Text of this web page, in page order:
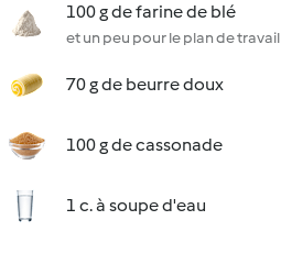
100 g de farine de blé
et un peu pour le plan de travail
70 g de beurre doux
100 g de cassonade
1 c. à soupe d'eau